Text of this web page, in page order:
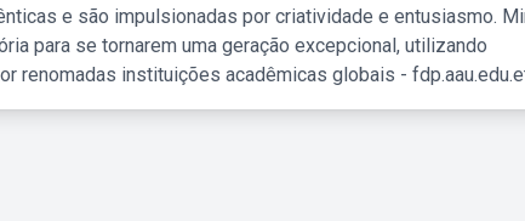
e são impulsionadas por criatividade e entusiasmo.
para se tornarem uma geração excepcional, utilizando
renomadas instituições acadêmicas globais -